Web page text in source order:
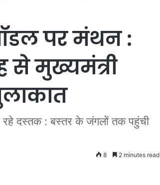
पर मंथन :
से मुख्यमंत्री
रहे दस्तक : बस्तर के जंगलों तक पहुंची
8 2 minutes read